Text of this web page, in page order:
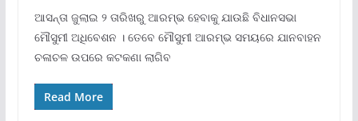
ଆସନ୍ତା ଜୁଲାଇ ୨ ତାରିଖରୁ ଆରମ୍ଭ ହେବାକୁ ଯାଉଛି ବିଧାନସଭା
ମୌସୁମୀ ଅଧିବେଶନ । ତେବେ ମୌସୁମୀ ଆରମ୍ଭ ସମୟରେ ଯାନବାହନ
ଚଳାଚଳ ଉପରେ କଟକଣା ଲାଗିବ
Read More